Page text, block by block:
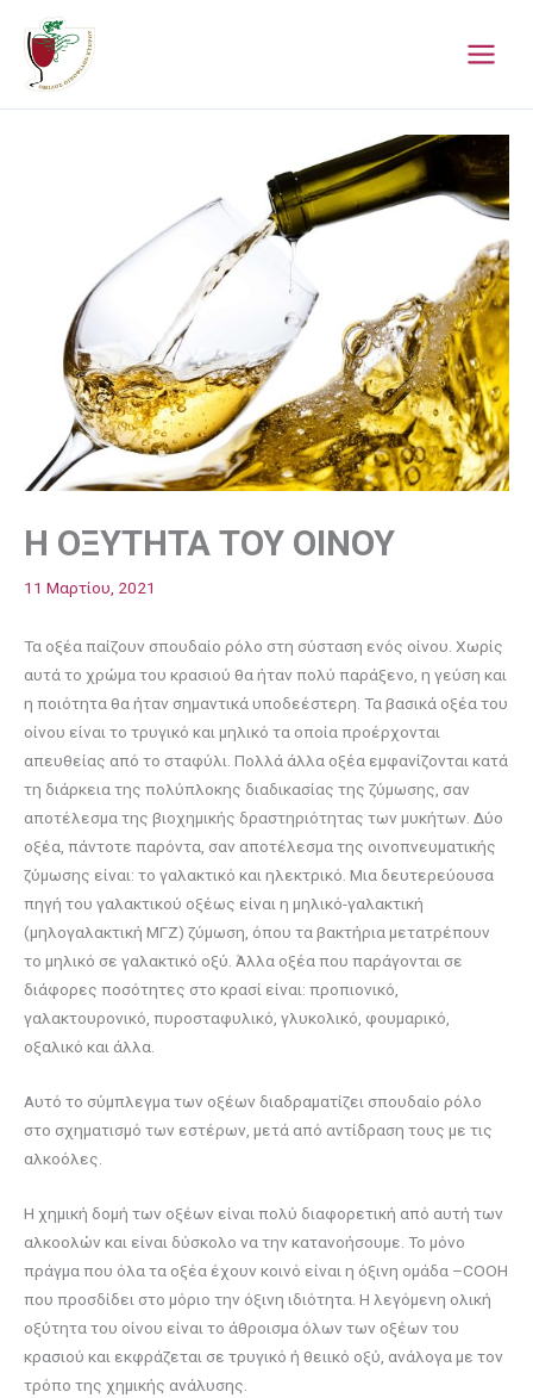
Μετάβαση
περιεχόμενο
Η ΟΞΥΤΗΤΑ ΤΟΥ ΟΙΝΟΥ
11 Μαρτίου, 2021
Τα οξέα παίζουν σπουδαίο ρόλο στη σύσταση ενός οίνου. Χωρίς
αυτά το χρώμα του κρασιού θα ήταν πολύ παράξενο, η γεύση και
η ποιότητα θα ήταν σημαντικά υποδεέστερη. Τα βασικά οξέα του
οίνου είναι το τρυγικό και μηλικό τα οποία προέρχονται
απευθείας από το σταφύλι. Πολλά άλλα οξέα εμφανίζονται κατά
τη διάρκεια της πολύπλοκης διαδικασίας της ζύμωσης, σαν
αποτέλεσμα της βιοχημικής δραστηριότητας των μυκήτων. Δύο
οξέα, πάντοτε παρόντα, σαν αποτέλεσμα της οινοπνευματικής
ζύμωσης είναι: το γαλακτικό και ηλεκτρικό. Μια δευτερεύουσα
πηγή του γαλακτικού οξέως είναι η μηλικό-γαλακτική
(μηλογαλακτική ΜΓΖ) ζύμωση, όπου τα βακτήρια μετατρέπουν
το μηλικό σε γαλακτικό οξύ. Άλλα οξέα που παράγονται σε
διάφορες ποσότητες στο κρασί είναι: προπιονικό,
γαλακτουρονικό, πυροσταφυλικό, γλυκολικό, φουμαρικό,
οξαλικό και άλλα.
Αυτό το σύμπλεγμα των οξέων διαδραματίζει σπουδαίο ρόλο
στο σχηματισμό των εστέρων, μετά από αντίδραση τους με τις
αλκοόλες.
Η χημική δομή των οξέων είναι πολύ διαφορετική από αυτή των
αλκοολών και είναι δύσκολο να την κατανοήσουμε. Το μόνο
πράγμα που όλα τα οξέα έχουν κοινό είναι η όξινη ομάδα –COOH
που προσδίδει στο μόριο την όξινη ιδιότητα. Η λεγόμενη ολική
οξύτητα του οίνου είναι το άθροισμα όλων των οξέων του
κρασιού και εκφράζεται σε τρυγικό ή θειικό οξύ, ανάλογα με τον
τρόπο της χημικής ανάλυσης.